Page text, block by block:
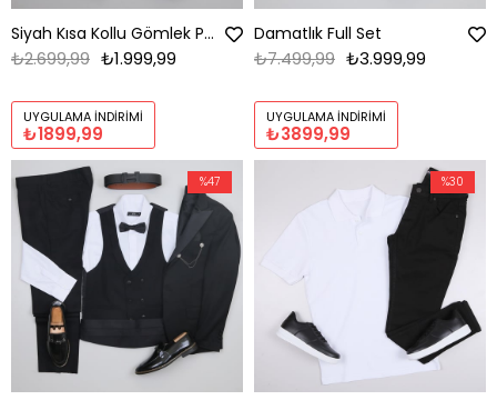
Siyah Kısa Kollu Gömlek Pantolon Kombini Erkek | Slim Fit Şık Günlük Set
₺1.999,99
₺2.699,99
UYGULAMA İNDIRIMI
₺1899,99
Damatlık Full Set
₺3.999,99
₺7.499,99
UYGULAMA İNDIRIMI
₺3899,99
%47 %30